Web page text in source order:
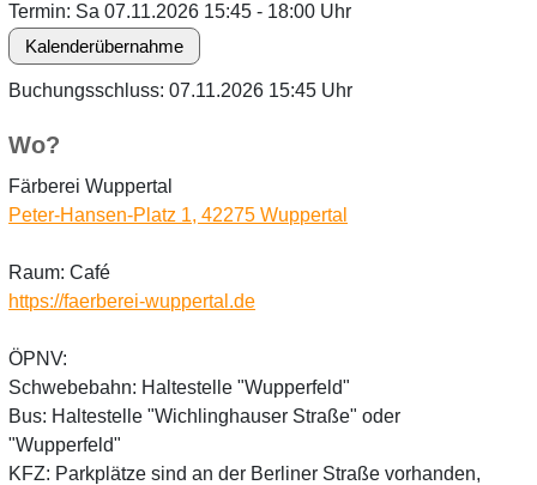
Termin: Sa 07.11.2026 15:45 - 18:00 Uhr
Buchungsschluss: 07.11.2026 15:45 Uhr
Wo?
Färberei Wuppertal
Peter-Hansen-Platz 1, 42275 Wuppertal
Raum: Café
https://faerberei-wuppertal.de
ÖPNV:
Schwebebahn: Haltestelle "Wupperfeld"
Bus: Haltestelle "Wichlinghauser Straße" oder
"Wupperfeld"
KFZ: Parkplätze sind an der Berliner Straße vorhanden,